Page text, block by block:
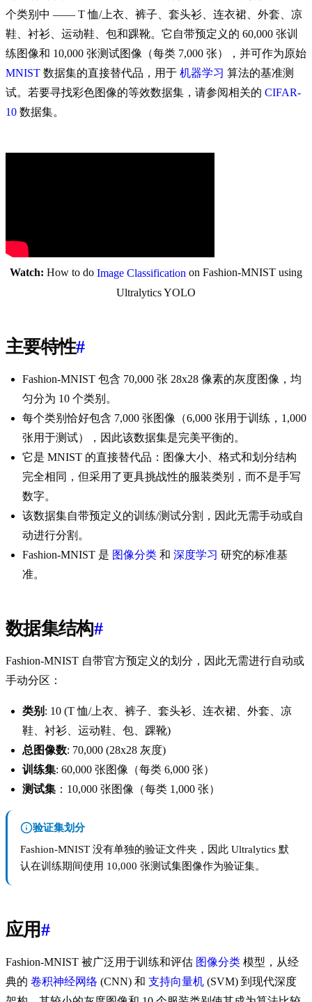
个类别中 —— T 恤/上衣、裤子、套头衫、连衣裙、外套、凉
鞋、衬衫、运动鞋、包和踝靴。它自带预定义的 60,000 张训
练图像和 10,000 张测试图像（每类 7,000 张），并可作为原始
MNIST 数据集的直接替代品，用于 机器学习 算法的基准测
试。若要寻找彩色图像的等效数据集，请参阅相关的 CIFAR-
10 数据集。
Watch: How to do Image Classification on Fashion-MNIST using
Ultralytics YOLO
主要特性#
Fashion-MNIST 包含 70,000 张 28x28 像素的灰度图像，均
匀分为 10 个类别。
每个类别恰好包含 7,000 张图像（6,000 张用于训练，1,000
张用于测试），因此该数据集是完美平衡的。
它是 MNIST 的直接替代品：图像大小、格式和划分结构
完全相同，但采用了更具挑战性的服装类别，而不是手写
数字。
该数据集自带预定义的训练/测试分割，因此无需手动或自
动进行分割。
Fashion-MNIST 是 图像分类 和 深度学习 研究的标准基
准。
数据集结构#
Fashion-MNIST 自带官方预定义的划分，因此无需进行自动或
手动分区：
类别 : 10 (T 恤/上衣、裤子、套头衫、连衣裙、外套、凉
鞋、衬衫、运动鞋、包、踝靴)
总图像数: 70,000 (28x28 灰度)
训练集: 60,000 张图像（每类 6,000 张）
测试集 ：10,000 张图像（每类 1,000 张）
验证集划分
Fashion-MNIST 没有单独的验证文件夹，因此 Ultralytics 默
认在训练期间使用 10,000 张测试集图像作为验证集。
应用#
Fashion-MNIST 被广泛用于训练和评估 图像分类 模型，从经
典的 卷积神经网络 (CNN) 和 支持向量机 (SVM) 到现代深度